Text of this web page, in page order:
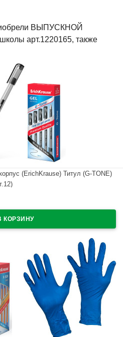
ВЫПУСКНОЙ
арт.1220165, также
(ErichKrause) Титул (G-TONE)